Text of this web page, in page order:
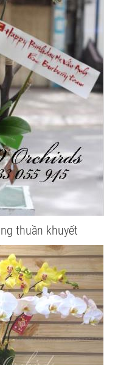
thuần khuyết